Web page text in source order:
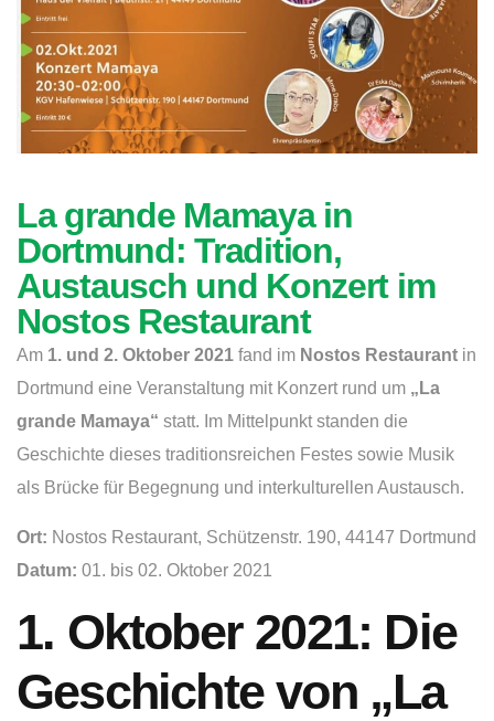
La grande Mamaya in
Dortmund: Tradition,
Austausch und Konzert im
Nostos Restaurant
Am 1. und 2. Oktober 2021 fand im Nostos Restaurant in
Dortmund eine Veranstaltung mit Konzert rund um „La
grande Mamaya“ statt. Im Mittelpunkt standen die
Geschichte dieses traditionsreichen Festes sowie Musik
als Brücke für Begegnung und interkulturellen Austausch.
Ort: Nostos Restaurant, Schützenstr. 190, 44147 Dortmund
Datum: 01. bis 02. Oktober 2021
1. Oktober 2021: Die
Geschichte von „La